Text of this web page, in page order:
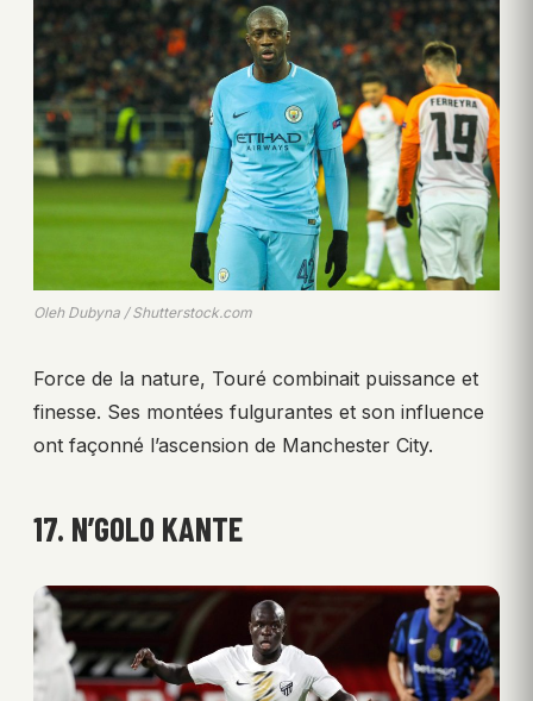
Oleh Dubyna / Shutterstock.com
Force de la nature, Touré combinait puissance et
finesse. Ses montées fulgurantes et son influence
ont façonné l’ascension de Manchester City.
17. N’GOLO KANTE